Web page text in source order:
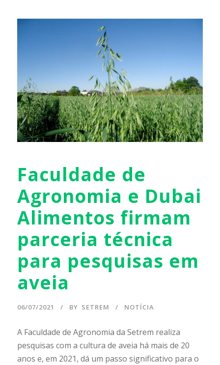
Faculdade de
Agronomia e Dubai
Alimentos firmam
parceria técnica
para pesquisas em
aveia
06/07/2021 BY SETREM NOTÍCIA
A Faculdade de Agronomia da Setrem realiza
pesquisas com a cultura de aveia há mais de 20
anos e, em 2021, dá um passo significativo para o